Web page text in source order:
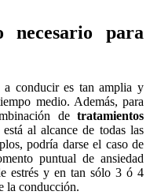
necesario para
conducir es tan amplia y
medio. Además, para
de tratamientos
al alcance de todas las
podría darse el caso de
puntual de ansiedad
estrés y en tan sólo 3 ó 4
la conducción.